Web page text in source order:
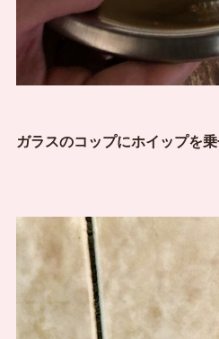
ガラスのコップにホイップを乗